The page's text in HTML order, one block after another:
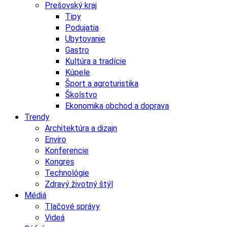
Prešovský kraj
Tipy
Podujatia
Ubytovanie
Gastro
Kultúra a tradície
Kúpele
Šport a agroturistika
Školstvo
Ekonomika obchod a doprava
Trendy
Architektúra a dizajn
Enviro
Konferencie
Kongres
Technológie
Zdravý životný štýl
Médiá
Tlačové správy
Videá